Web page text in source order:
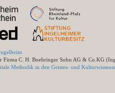
Firma C. H. Boehringer Sohn AG & Co.KG
Methodik in den Geistes- und